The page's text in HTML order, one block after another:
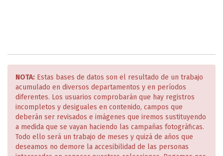
NOTA: Estas bases de datos son el resultado de un trabajo
acumulado en diversos departamentos y en períodos
diferentes. Los usuarios comprobarán que hay registros
incompletos y desiguales en contenido, campos que
deberán ser revisados e imágenes que iremos sustituyendo
a medida que se vayan haciendo las campañas fotográficas.
Todo ello será un trabajo de meses y quizá de años que
deseamos no demore la accesibilidad de las personas